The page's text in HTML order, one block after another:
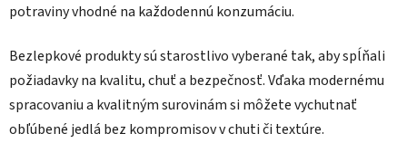
potraviny vhodné na každodennú konzumáciu.
Bezlepkové produkty sú starostlivo vyberané tak, aby spĺňali
požiadavky na kvalitu, chuť a bezpečnosť. Vďaka modernému
spracovaniu a kvalitným surovinám si môžete vychutnať
obľúbené jedlá bez kompromisov v chuti či textúre.